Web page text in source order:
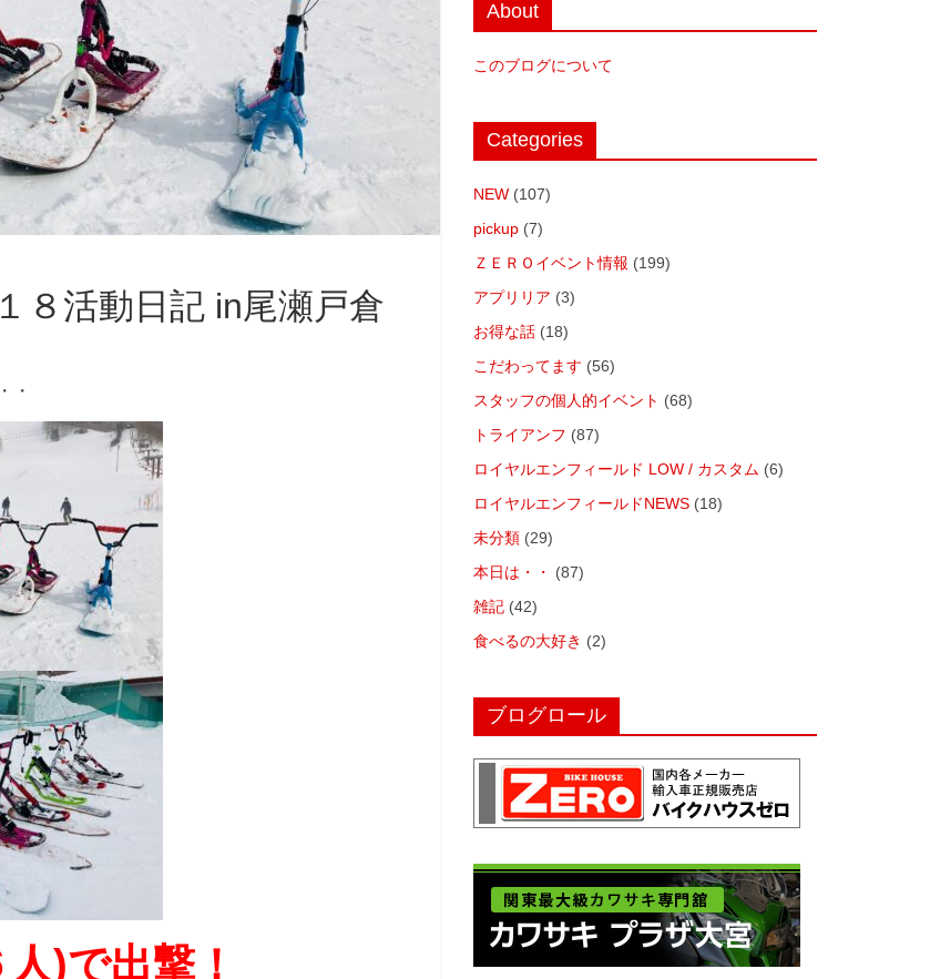
活動日記 in尾瀬戸倉
・
)で出撃！
About
このブログについて
Categories
NEW (107)
pickup (7)
ＺＥＲＯイベント情報 (199)
アプリリア (3)
お得な話 (18)
こだわってます (56)
スタッフの個人的イベント (68)
トライアンフ (87)
ロイヤルエンフィールド LOW / カスタム (6)
ロイヤルエンフィールドNEWS (18)
未分類 (29)
本日は・・
(87)
雑記 (42)
食べるの大好き (2)
ブログロール